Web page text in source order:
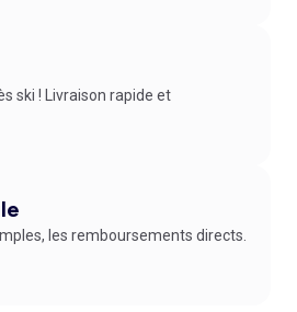
ski ! Livraison rapide et
les remboursements directs.